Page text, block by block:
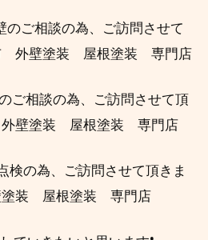
ご相談の為、ご訪問させて
外壁塗装 屋根塗装 専門店
相談の為、ご訪問させて頂
外壁塗装 屋根塗装 専門店
の為、ご訪問させて頂きま
塗装 屋根塗装 専門店